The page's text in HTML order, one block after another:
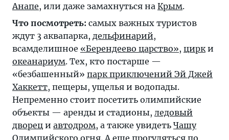
Анапе, или даже замахнуться на Крым.
Что посмотреть: самых важных туристов
ждут 3 аквапарка, дельфинарий,
всамделишное «Берендеево царство», цирки
океанариум. Тех, кто постарше —
«безбашенный» парк приключений Эй Джей
Хаккетт, пещеры, ущелья и водопады.
Непременно стоит посетить олимпийские
объекты — аренды и стадионы, ледовый
дворец и автодром, а также увидеть Чашу